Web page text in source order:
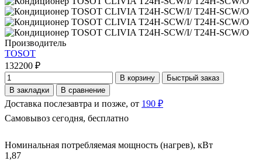
Производитель
TOSOT
132200 ₽
В корзину
Быстрый заказ
В закладки
В сравнение
Доставка послезавтра и позже, от 190 ₽
Самовывоз сегодня, бесплатно
Номинальная потребляемая мощность (нагрев), кВт
1,87